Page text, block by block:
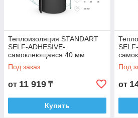
Теплоизоляция STANDART
SELF-ADHESIVE-
самоклеющаяся 40 мм
Под заказ
от 11 919 ₸
Купить
Под
от